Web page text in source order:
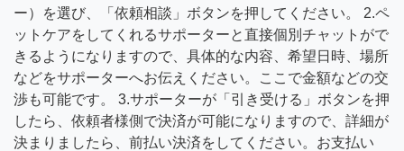
ー）を選び、「依頼相談」ボタンを押してください。 2.ペ
ットケアをしてくれるサポーターと直接個別チャットがで
きるようになりますので、具体的な内容、希望日時、場所
などをサポーターへお伝えください。ここで金額などの交
渉も可能です。 3.サポーターが「引き受ける」ボタンを押
したら、依頼者様側で決済が可能になりますので、詳細が
決まりましたら、前払い決済をしてください。お支払い